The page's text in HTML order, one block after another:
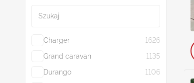
Charger
1626
Grand caravan
1135
Durango
1106